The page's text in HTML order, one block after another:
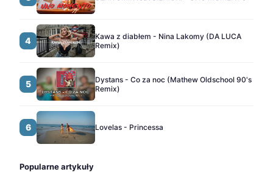
4
Kawa z diabłem - Nina Lakomy (DA LUCA
Remix)
5
Dystans - Co za noc (Mathew Oldschool 90's
Remix)
6 Lovelas - Princessa
Popularne artykuły